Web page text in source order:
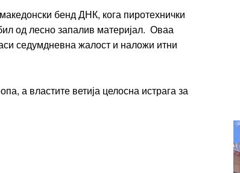
Yearly pricing
бенд ДНК, кога пиротехнички
од лесно запалив материјал. Оваа
седумдневна жалост и наложи итни
а властите ветија целосна истрага за